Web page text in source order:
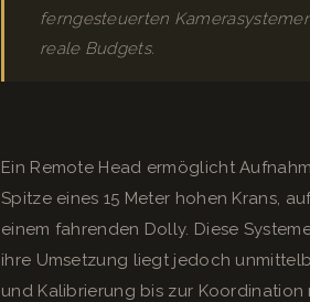
ferngesteuerten
reale Budgets.
Ein Remote Head ermöglicht
Spitze eines 15 Meter hohen Krans,
einem fahrenden Dolly. Diese
ihre Umsetzung liegt jedoch
und Kalibrierung bis zur